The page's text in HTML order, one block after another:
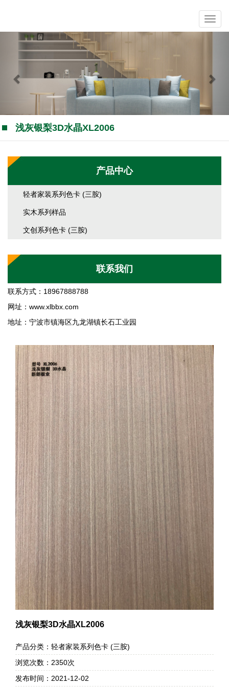
Previous
浅灰银梨3D水晶XL2006
产品中心
轻者家装系列色卡 (三胺)
实木系列样品
文创系列色卡 (三胺)
联系我们
联系方式：18967888788
网址： www.xlbbx.com
地址：宁波市镇海区九龙湖镇长石工业园
浅灰银梨3D水晶XL2006
产品分类：轻者家装系列色卡 (三胺)
浏览次数：2350次
发布时间：2021-12-02